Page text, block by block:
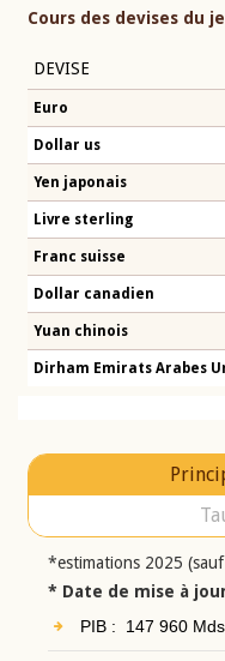
Cours des devises du
DEVISE
Euro
Dollar us
Yen japonais
Livre sterling
Franc suisse
Dollar canadien
Yuan chinois
Dirham Emirats Arabes
*estimations 2025
* Date de mise à
PIB : 147 960